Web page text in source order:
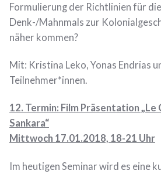
Formulierung der Richtlinien für
Denk-/Mahnmals zur
näher kommen?
Mit: Kristina Leko, Yonas Endrias
Teilnehmer*innen.
12. Termin: Film Präsentation „Le
Sankara“
Mittwoch 17.01.2018, 18-21 Uhr
Im heutigen Seminar wird es eine